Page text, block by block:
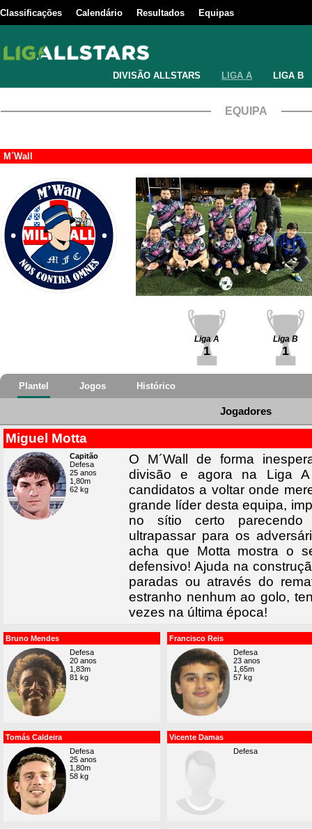
Classificações Calendário Resultados Equipas
DIVISÃO ALLSTARS LIGA A LIGA B
EQUIPA
M´Wall
Liga A
1
Liga B
1
Plantel Jogos Histórico
Jogadores
Miguel Motta
Capitão
Defesa
25 anos
1,80m
62 kg
O M´Wall de forma
divisão e agora na Liga A
candidatos a voltar onde
grande líder desta equipa,
no sítio certo
ultrapassar para os
acha que Motta mostra o
defensivo! Ajuda na
paradas ou através do
estranho nenhum ao golo,
vezes na última época!
Bruno Mendes
Defesa
20 anos
1,83m
81 kg
Francisco Reis
Defesa
23 anos
1,65m
57 kg
Tomás Caldeira
Defesa
25 anos
1,80m
58 kg
Vicente Damas
Defesa